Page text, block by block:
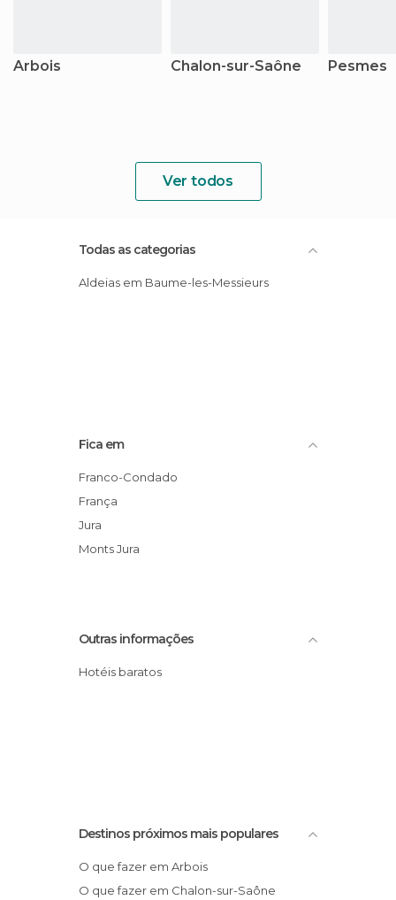
Arbois Chalon-sur-Saône Pesmes
Ver todos
Todas as categorias
Aldeias em Baume-les-Messieurs
Fica em
Franco-Condado
França
Jura
Monts Jura
Outras informações
Hotéis baratos
Destinos próximos mais populares
O que fazer em Arbois
O que fazer em Chalon-sur-Saône